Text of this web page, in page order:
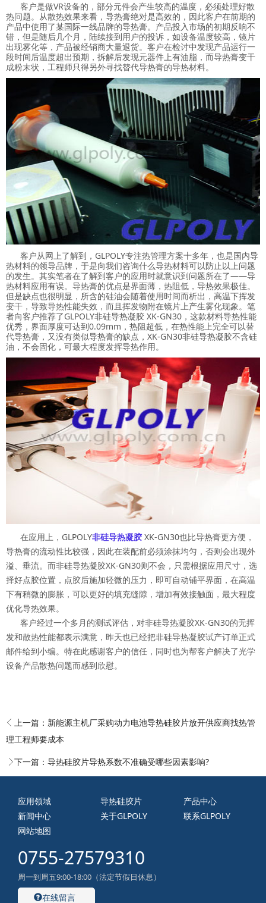
客户是做VR设备的，部分元件会产生较高的温度，必须处理好散
热问题。从散热效果来看，导热膏绝对是高效的，因此客户在前期的
产品中使用了某国际一线品牌的导热膏。产品投入市场的初期反响不
错，但是随后几个月，陆续接到用户的投诉，如设备温度较高，镜片
出现雾化等，产品被经销商大量退货。客户在检讨中发现产品运行一
段时间后温度超出预期，拆解后发现元器件上有油脂，而导热膏变干
成粉末状，工程师只得另外寻找替代导热膏的导热材料。
客户从网上了解到，GLPOLY专注热管理方案十多年，也是国内导
热材料的领导品牌，于是向我们咨询什么导热材料可以防止以上问题
的发生。其实笔者在了解到客户的应用时就意识到问题所在了——导
热材料应用有误。导热膏的优点是界面薄，热阻低，导热效果极佳。
但是缺点也很明显，所含的硅油会随着使用时间而析出，高温下挥发
变干，导致导热性能失效，而且挥发物附在镜片上产生雾化现象。笔
者向客户推荐了GLPOLY非硅导热凝胶 XK-GN30，这款材料导热性能
优秀，界面厚度可达到0.09mm，热阻超低，在热性能上完全可以替
代导热膏，又没有类似导热膏的缺点，XK-GN30非硅导热凝胶不含硅
油，不会固化，可最大程度发挥导热作用。
在应用上，GLPOLY非硅导热凝胶 XK-GN30也比导热膏更方便，
导热膏的流动性比较强，因此在装配前必须涂抹均匀，否则会出现外
溢、垂流。而非硅导热凝胶XK-GN30则不会，只需根据应用尺寸，选
择好点胶位置，点胶后施加轻微的压力，即可自动铺平界面，在高温
下有稍微的膨胀，可以更好的填充缝隙，增加有效接触面，最大程度
优化导热效果。
客户经过一个多月的测试评估，对非硅导热凝胶XK-GN30的无挥
发和散热性能都表示满意，昨天也已经把非硅导热凝胶试产订单正式
邮件给到小编。特在此感谢客户的信任，同时也为帮客户解决了光学
设备产品散热问题而感到欣慰。
上一篇： 新能源主机厂采购动力电池导热硅胶片放开供应商找热管
理工程师要成本
下一篇： 导热硅胶片导热系数不准确受哪些因素影响?
应用领域 导热硅胶片
产品中心
新闻中心
关于GLPOLY
联系GLPOLY
网站地图
0755-27579310
周一到周五9:00-18:00（法定节假日休息）
在线留言